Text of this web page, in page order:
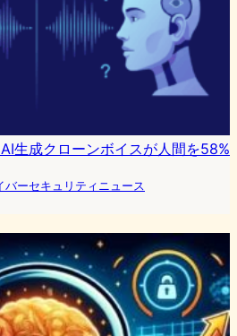
生成クローンボイスが人間を58%
バーセキュリティニュース